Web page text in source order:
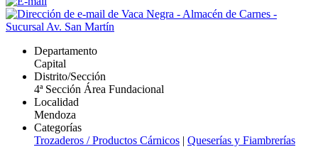
Departamento
Capital
Distrito/Sección
4ª Sección Área Fundacional
Localidad
Mendoza
Categorías
Trozaderos / Productos Cárnicos | Queserías y Fiambrerías